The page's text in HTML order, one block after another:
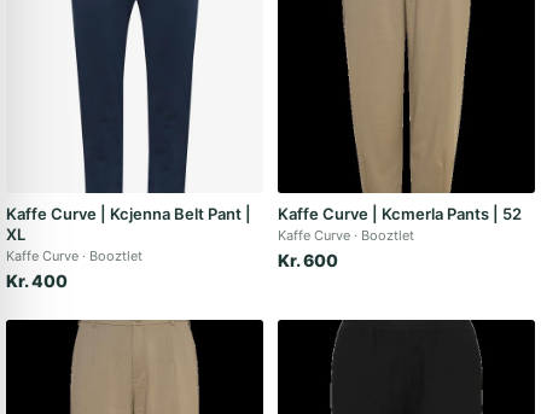
Kaffe Curve | Kcjenna Belt Pant |
XL
Kaffe Curve Booztlet
Kr. 400
Kaffe Curve | Kcmerla Pants | 52
Kaffe Curve Booztlet
Kr. 600